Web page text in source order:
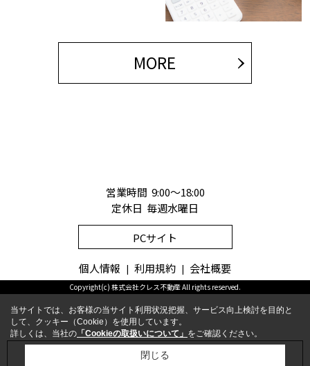
MORE
営業時間 9:00～18:00
定休日 毎週水曜日
PCサイト
個人情報 利用規約 会社概要
Copyright(c) 株式会社クレス不動産 All rights reserved.
当サイトでは、お客様の当サイト利用状況把握、サービス向上検討を目的と
して、クッキー（Cookie）を使用しています。
詳しくは、当社の 「Cookieの取扱いについて」 をご確認ください。
閉じる